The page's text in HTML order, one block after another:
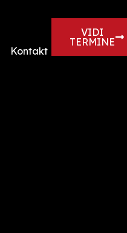
Kontakt
VIDI
TERMINE